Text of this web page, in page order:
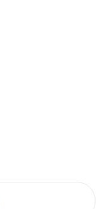
した【チークカラー
ルなしっとりとし
を入れたい方に◎